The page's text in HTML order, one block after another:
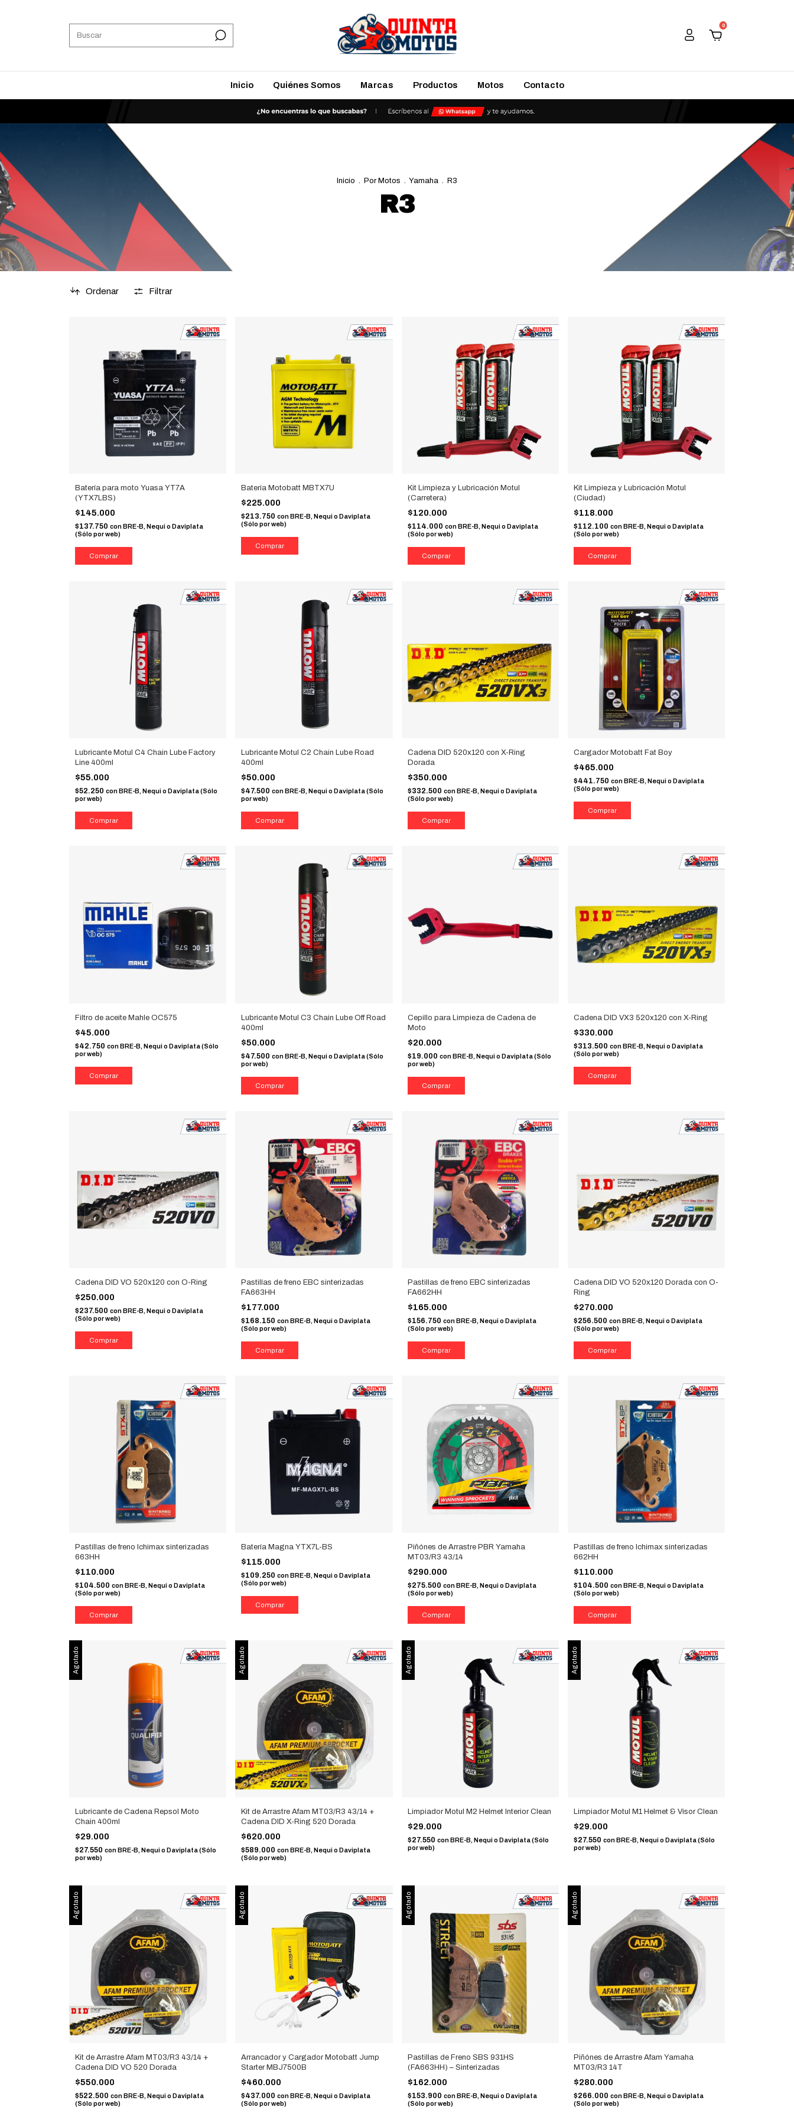
0
Inicio Quiénes Somos Marcas Productos Motos Contacto
Inicio . Por Motos . Yamaha . R3
R3
Ordenar Filtrar
Batería para moto Yuasa YT7A
(YTX7LBS)
$145.000
$137.750 con BRE-B, Nequi o Daviplata
(Sólo por web)
Batería Motobatt MBTX7U
$225.000
$213.750con BRE-B, Nequi o Daviplata
(Sólo por web)
Kit Limpieza y Lubricación Motul
(Carretera)
$120.000
$114.000 con BRE-B, Nequi o Daviplata
(Sólo por web)
Kit Limpieza y Lubricación Motul
(Ciudad)
$118.000
$112.100 con BRE-B, Nequi o Daviplata
(Sólo por web)
Lubricante Motul C4 Chain Lube Factory
Line 400ml
$55.000
$52.250 con BRE-B, Nequi o Daviplata (Sólo
por web)
Lubricante Motul C2 Chain Lube Road
400ml
$50.000
$47.500con BRE-B, Nequi o Daviplata (Sólo
por web)
Cadena DID 520x120 con X-Ring
Dorada
$350.000
$332.500 con BRE-B, Nequi o Daviplata
(Sólo por web)
Cargador Motobatt Fat Boy
$465.000
$441.750 con BRE-B, Nequi o Daviplata
(Sólo por web)
Filtro de aceite Mahle OC575
$45.000
$42.750 conBRE-B, Nequi o Daviplata (Sólo
por web)
Lubricante Motul C3 Chain Lube Off Road
400ml
$50.000
$47.500conBRE-B, Nequi o Daviplata (Sólo
por web)
Cepillo para Limpieza de Cadena de
Moto
$20.000
$19.000 con BRE-B, Nequi o Daviplata (Sólo
por web)
Cadena DID VX3 520x120 con X-Ring
$330.000
$313.500 conBRE-B, Nequi o Daviplata
(Sólo por web)
Cadena DID VO 520x120 con O-Ring
$250.000
$237.500 conBRE-B, Nequi o Daviplata
(Sólo por web)
Pastillas de freno EBC sinterizadas
FA663HH
$177.000
$168.150conBRE-B, Nequi o Daviplata
(Sólo por web)
Pastillas de freno EBC sinterizadas
FA662HH
$165.000
$156.750 con BRE-B, Nequi o Daviplata
(Sólo por web)
Cadena DID VO 520x120 Dorada con O-
Ring
$270.000
$256.500 conBRE-B, Nequi o Daviplata
(Sólo por web)
Pastillas de freno Ichimax sinterizadas
663HH
$110.000
$104.500 con BRE-B, Nequi o Daviplata
(Sólo por web)
Batería Magna YTX7L-BS
$115.000
$109.250con BRE-B, Nequi o Daviplata
(Sólo por web)
Piñónes de Arrastre PBR Yamaha
MT03/R3 43/14
$290.000
$275.500 con BRE-B, Nequi o Daviplata
(Sólo por web)
Pastillas de freno Ichimax sinterizadas
662HH
$110.000
$104.500 con BRE-B, Nequi o Daviplata
(Sólo por web)
Agotado
Lubricante de Cadena Repsol Moto
Chain 400ml
$29.000
$27.550 con BRE-B, Nequi o Daviplata (Sólo
por web)
Agotado
Kit de Arrastre Afam MT03/R3 43/14 +
Cadena DID X-Ring 520 Dorada
$620.000
$589.000con BRE-B, Nequi o Daviplata
(Sólo por web)
Agotado
Limpiador Motul M2 Helmet Interior Clean
$29.000
$27.550 con BRE-B, Nequi o Daviplata (Sólo
por web)
Agotado
Limpiador Motul M1 Helmet & Visor Clean
$29.000
$27.550 con BRE-B, Nequi o Daviplata (Sólo
por web)
Agotado
Kit de Arrastre Afam MT03/R3 43/14 +
Cadena DID VO 520 Dorada
$550.000
$522.500 conBRE-B, Nequi o Daviplata
(Sólo por web)
Agotado
Arrancador y Cargador Motobatt Jump
Starter MBJ7500B
$460.000
$437.000conBRE-B, Nequi o Daviplata
(Sólo por web)
Agotado
Pastillas de Freno SBS 931HS
(FA663HH) – Sinterizadas
$162.000
$153.900 con BRE-B, Nequi o Daviplata
(Sólo por web)
Agotado
Piñónes de Arrastre Afam Yamaha
MT03/R3 14T
$280.000
$266.000 conBRE-B, Nequi o Daviplata
(Sólo por web)